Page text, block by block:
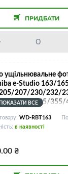
ПРИДБАТИ
ущільнювальне
e-Studio 163/
207/230/232/
282/283/305/355/
421, Recovery
ВСЕ
WD-RBT163
в наявності
₴